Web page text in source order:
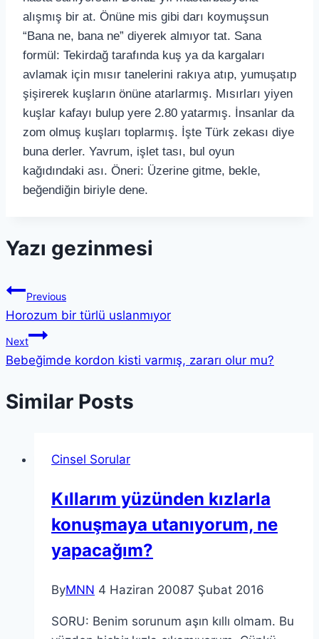
alışmış bir at. Önüne mis gibi darı koymuşsun
“Bana ne, bana ne” diyerek almıyor tat. Sana
formül: Tekirdağ tarafında kuş ya da kargaları
avlamak için mısır tanelerini rakıya atıp, yumuşatıp
şişirerek kuşların önüne atarlarmış. Mısırları yiyen
kuşlar kafayı bulup yere 2.80 yatarmış. İnsanlar da
zom olmuş kuşları toplarmış. İşte Türk zekası diye
buna derler. Yavrum, işlet tası, bul oyun
kağıdındaki ası. Öneri: Üzerine gitme, bekle,
beğendiğin biriyle dene.
Yazı gezinmesi
Previous
Horozum bir türlü uslanmıyor
Next
Bebeğimde kordon kisti varmış, zararı olur mu?
Similar Posts
Cinsel Sorular
Kıllarım yüzünden kızlarla
konuşmaya utanıyorum, ne
yapacağım?
ByMNN 4 Haziran 20087 Şubat 2016
SORU: Benim sorunum aşın kıllı olmam. Bu